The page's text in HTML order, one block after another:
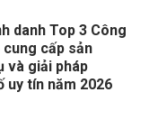
danh Top 3 Công
cấp sản
và giải pháp
uy tín năm 2026